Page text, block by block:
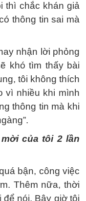
thì chắc khán giả
thông tin sai mà
nhận lời phỏng
khó tìm thấy bài
tôi không thích
vì nhiều khi mình
thông tin mà khi
của tôi 2 lần
bận, công việc
Thêm nữa, thời
nói. Bây giờ tôi